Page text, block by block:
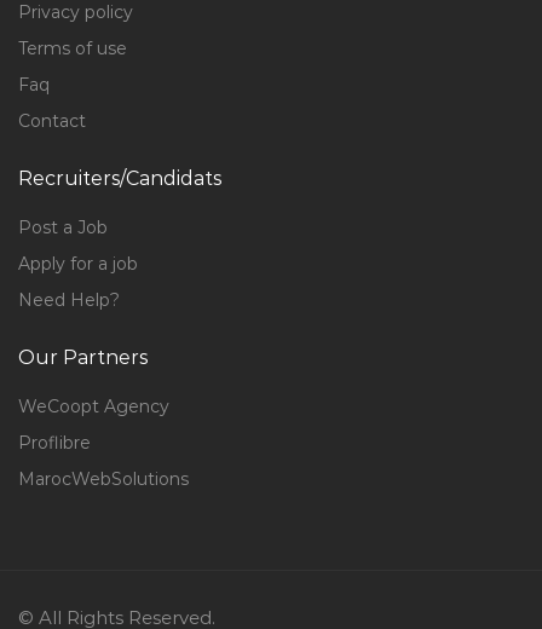
Privacy policy
Terms of use
Faq
Contact
Recruiters/Candidats
Post a Job
Apply for a job
Need Help?
Our Partners
WeCoopt Agency
Proflibre
MarocWebSolutions
© All Rights Reserved.